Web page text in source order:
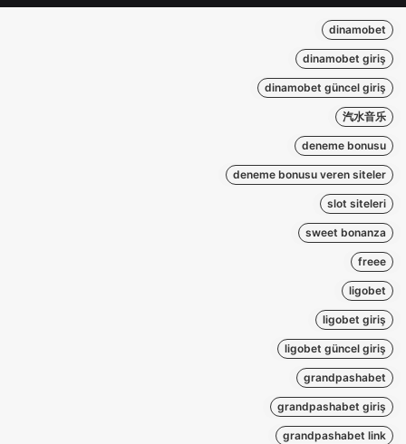
dinamobet
dinamobet giriş
dinamobet güncel giriş
汽水音乐
deneme bonusu
deneme bonusu veren siteler
slot siteleri
sweet bonanza
freee
ligobet
ligobet giriş
ligobet güncel giriş
grandpashabet
grandpashabet giriş
grandpashabet link